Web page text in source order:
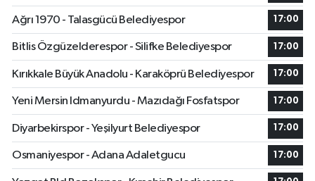
Ağrı 1970 - Talasgücü Belediyespor 17:00
Bitlis Özgüzelderespor - Silifke Belediyespor 17:00
Kırıkkale Büyük Anadolu - Karaköprü Belediyespor 17:00
Yeni Mersin Idmanyurdu - Mazıdağı Fosfatspor 17:00
Diyarbekirspor - Yeşilyurt Belediyespor 17:00
Osmaniyespor - Adana Adaletgucu 17:00